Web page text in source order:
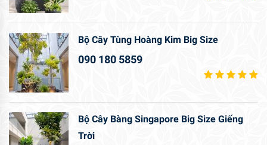
Bộ Cây Tùng Hoàng Kim Big Size
090 180 5859
Bộ Cây Bàng Singapore Big Size Giếng
Trời